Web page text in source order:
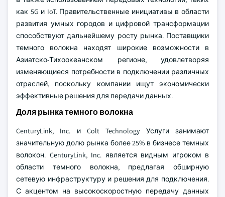
как 5G и IoT. Правительственные инициативы в области
развития умных городов и цифровой трансформации
способствуют дальнейшему росту рынка. Поставщики
темного волокна находят широкие возможности в
Азиатско-Тихоокеанском регионе, удовлетворяя
изменяющиеся потребности в подключении различных
отраслей, поскольку компании ищут экономически
эффективные решения для передачи данных.
Доля рынка темного волокна
CenturyLink, Inc. и Colt Technology Услуги занимают
значительную долю рынка более 25% в бизнесе темных
волокон. CenturyLink, Inc. является видным игроком в
области темного волокна, предлагая обширную
сетевую инфраструктуру и решения для подключения.
С акцентом на высокоскоростную передачу данных